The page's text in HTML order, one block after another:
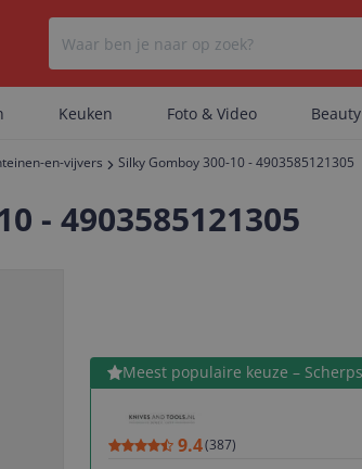
Er zijn geen
Keuken Foto & Video
en-vijvers Silky Gomboy 300-10 - 4903585121305
- 4903585121305
Meest populaire keuze –
9.4(387)
Bekijk product